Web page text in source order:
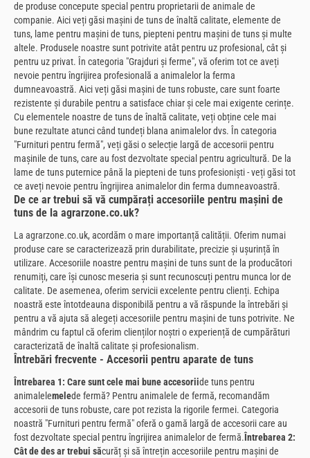
de produse concepute special pentru proprietarii de animale de
companie. Aici veți găsi mașini de tuns de înaltă calitate, elemente de
tuns, lame pentru mașini de tuns, piepteni pentru mașini de tuns și multe
altele. Produsele noastre sunt potrivite atât pentru uz profesional, cât și
pentru uz privat. În categoria "Grajduri și ferme", vă oferim tot ce aveți
nevoie pentru îngrijirea profesională a animalelor la ferma
dumneavoastră. Aici veți găsi mașini de tuns robuste, care sunt foarte
rezistente și durabile pentru a satisface chiar și cele mai exigente cerințe.
Cu elementele noastre de tuns de înaltă calitate, veți obține cele mai
bune rezultate atunci când tundeți blana animalelor dvs. În categoria
"Furnituri pentru fermă", veți găsi o selecție largă de accesorii pentru
mașinile de tuns, care au fost dezvoltate special pentru agricultură. De la
lame de tuns puternice până la piepteni de tuns profesioniști - veți găsi tot
ce aveți nevoie pentru îngrijirea animalelor din ferma dumneavoastră.
De ce ar trebui să vă cumpărați accesoriile pentru mașini de
tuns de la agrarzone.co.uk?
La agrarzone.co.uk, acordăm o mare importanță calității. Oferim numai
produse care se caracterizează prin durabilitate, precizie și ușurință în
utilizare. Accesoriile noastre pentru mașini de tuns sunt de la producători
renumiți, care își cunosc meseria și sunt recunoscuți pentru munca lor de
calitate. De asemenea, oferim servicii excelente pentru clienți. Echipa
noastră este întotdeauna disponibilă pentru a vă răspunde la întrebări și
pentru a vă ajuta să alegeți accesoriile pentru mașini de tuns potrivite. Ne
mândrim cu faptul că oferim clienților noștri o experiență de cumpărături
caracterizată de înaltă calitate și profesionalism.
Întrebări frecvente - Accesorii pentru aparate de tuns
Întrebarea 1: Care sunt cele mai bune accesoriide tuns pentru
animalelemelede fermă? Pentru animalele de fermă, recomandăm
accesorii de tuns robuste, care pot rezista la rigorile fermei. Categoria
noastră "Furnituri pentru fermă" oferă o gamă largă de accesorii care au
fost dezvoltate special pentru îngrijirea animalelor de fermă.Întrebarea 2:
Cât de des ar trebui săcurăț și să întrețin accesoriile pentru mașini de